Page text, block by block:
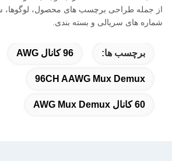
از جمله طراحی برچسب های محصول، لوگوها،
شماره های سریالی و بسته بندی.
برچسب ها: 96 کانال AWG
96CH AAWG Mux Demux
60 کانال AWG Mux Demux